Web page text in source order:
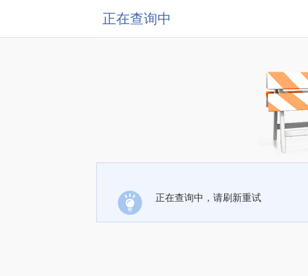
正在查询中
正在查询中，请刷新重试